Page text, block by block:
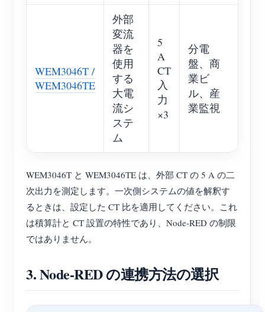
WEM3046T /
WEM3046TE
外部
変流
器を
使用
する
大電
流シ
ステ
ム
5
A
CT
入
力
×3
分電
盤、商
業ビ
ル、産
業監視
WEM3046T と WEM3046TE は、外部 CT の 5 A の二
次出力を測定します。一次側システムの値を解釈す
るときは、設定した CT 比を適用してください。これ
は積算計と CT 設置の特性であり、Node-RED の制限
ではありません。
3. Node-RED の連携方法の選択